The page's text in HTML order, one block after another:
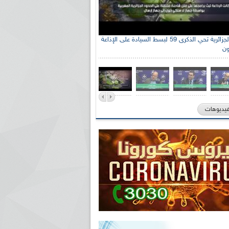
الإذاعة الجزائرية تحي الذكرى 59 لبسط السيادة على الإذاعة